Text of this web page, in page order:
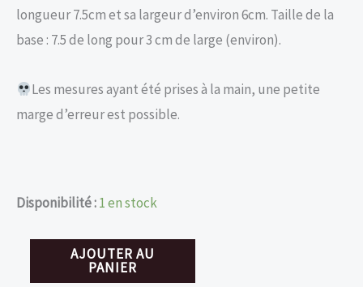
longueur 7.5cm et sa largeur d’environ 6cm. Taille de la
base : 7.5 de long pour 3 cm de large (environ).
Les mesures ayant été prises à la main, une petite
marge d’erreur est possible.
Disponibilité :1 en stock
AJOUTER AU
PANIER